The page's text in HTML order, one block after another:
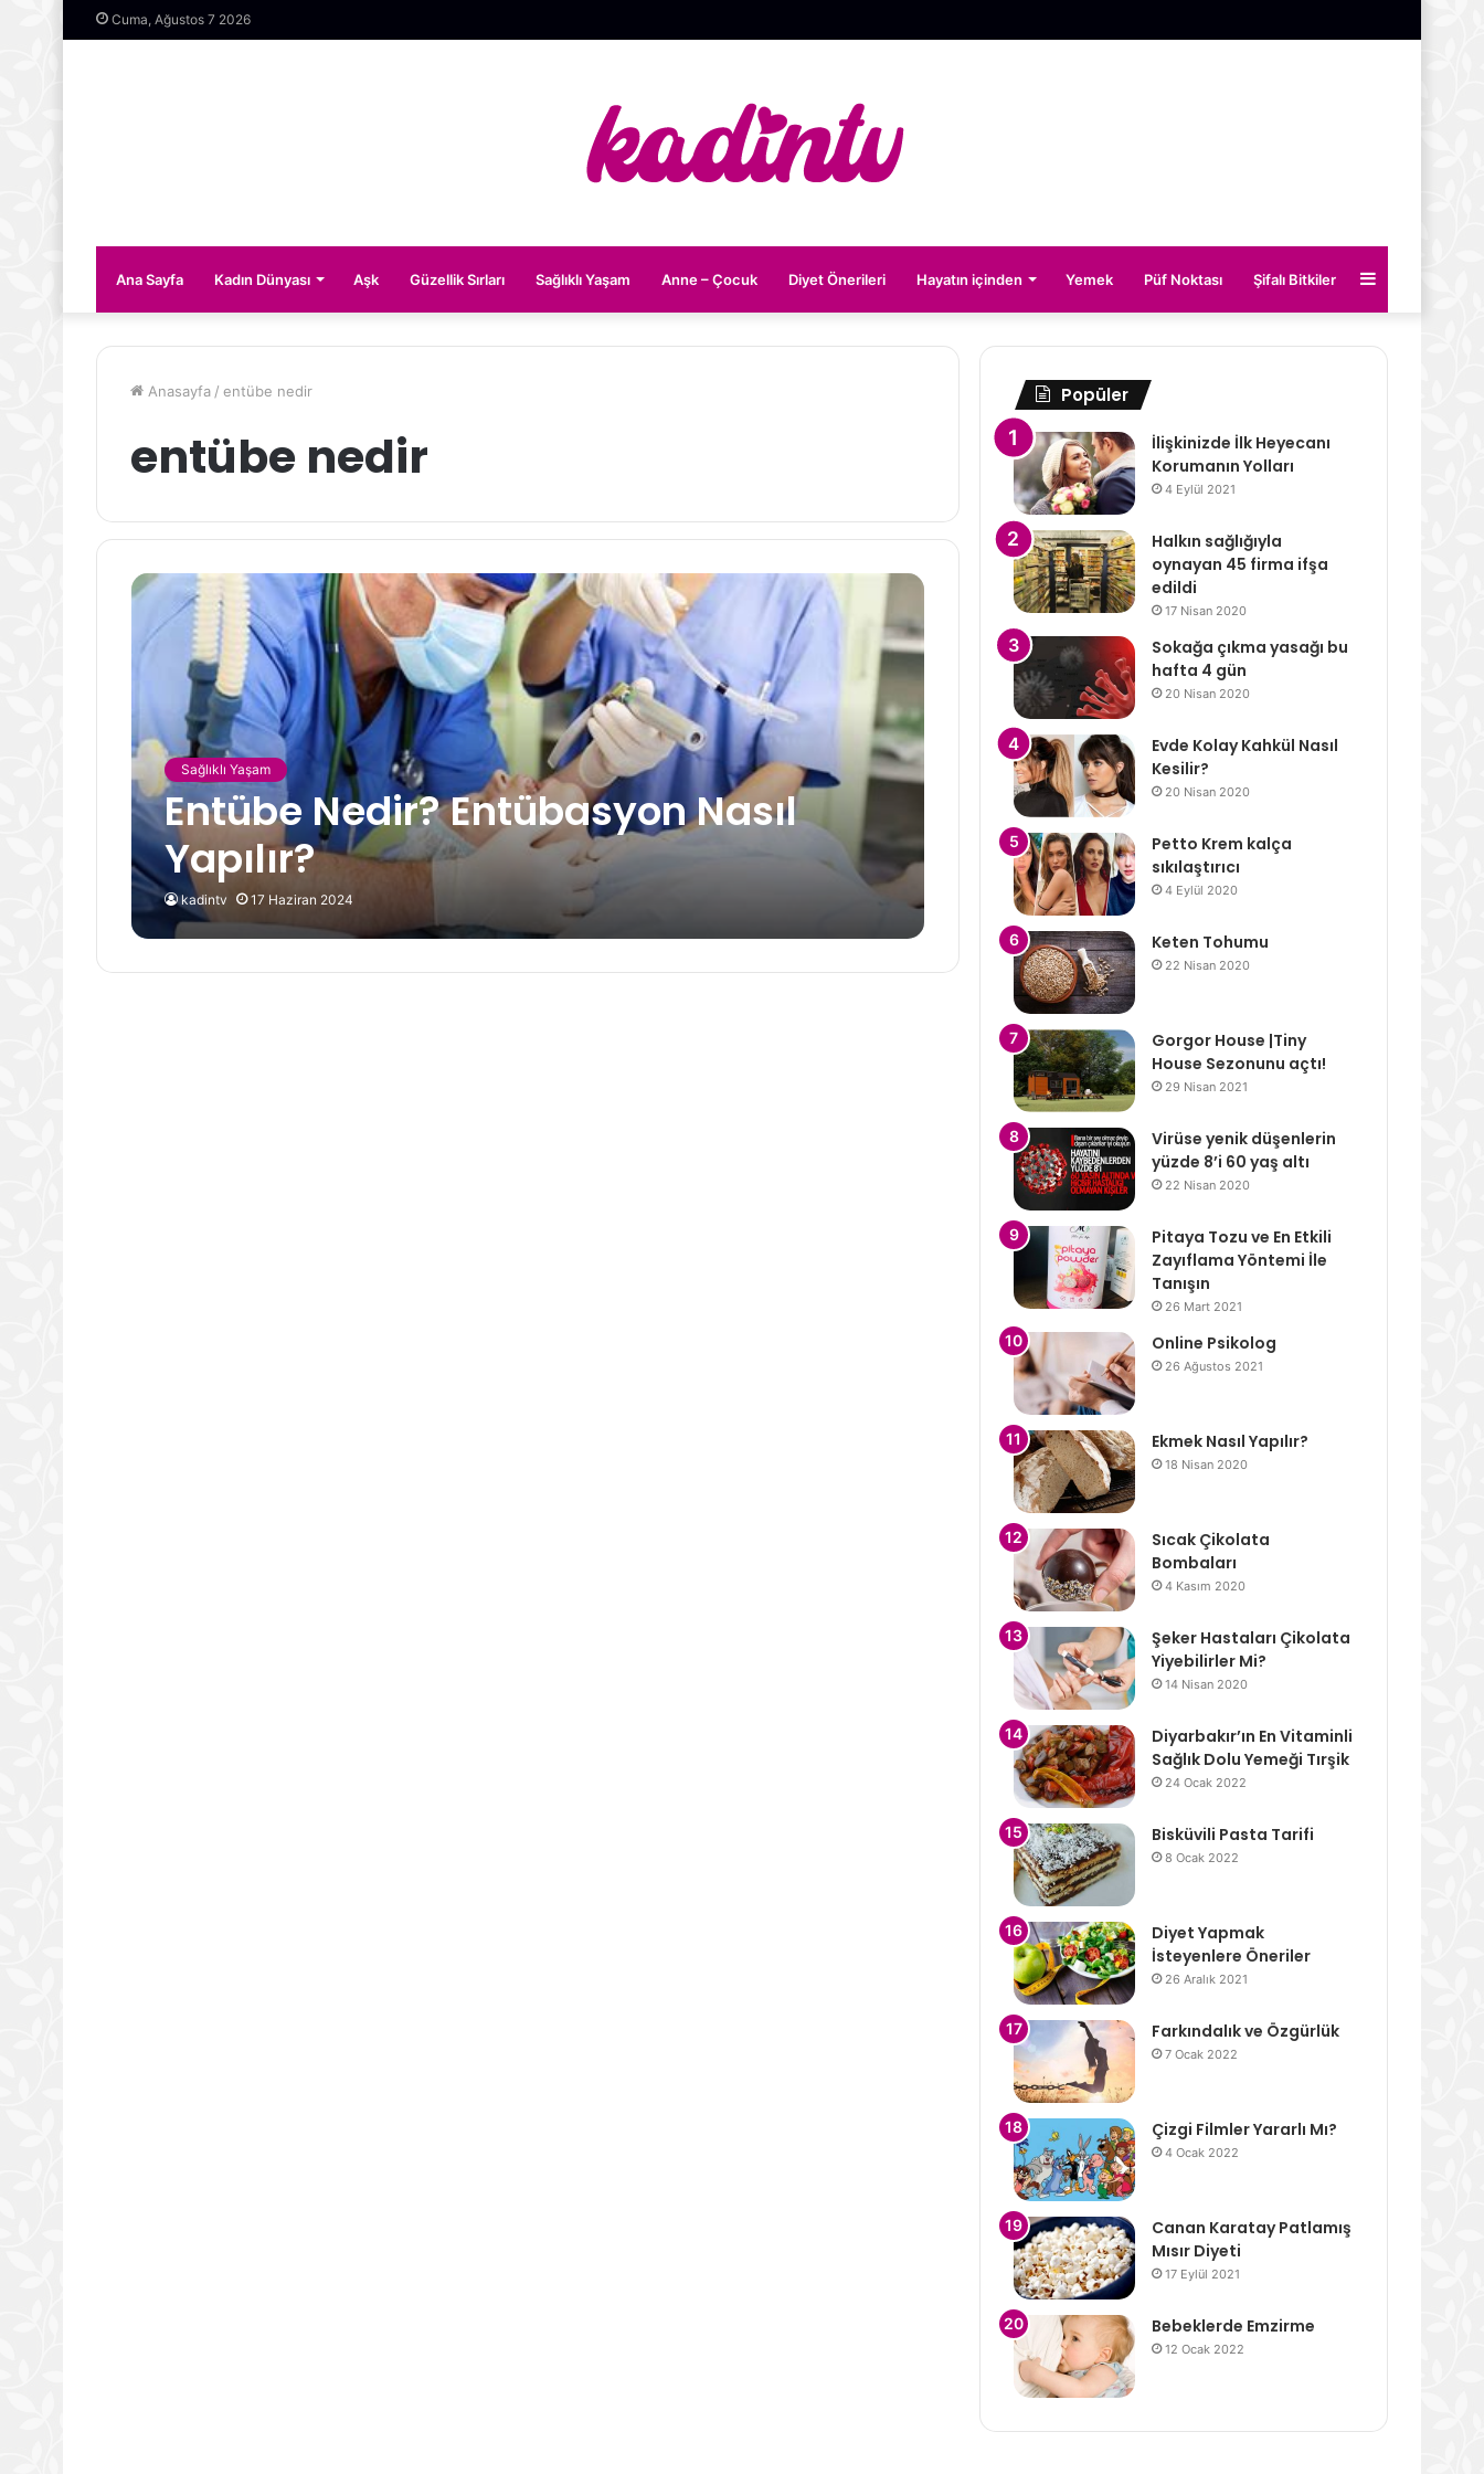
Cuma, Ağustos 7 2026
Ana Sayfa Kadın Dünyası Aşk Güzellik Sırları Sağlıklı Yaşam Anne – Çocuk Diyet Önerileri Hayatın içinden Yemek Püf Noktası Şifalı Bitkiler Kenar
Bölmesi
Anasayfa / entübe nedir
entübe nedir
Sağlıklı Yaşam
Entübe Nedir? Entübasyon Nasıl
Yapılır?
kadintv 17 Haziran 2024
Popüler
İlişkinizde İlk Heyecanı
Korumanın Yolları
4 Eylül 2021
Halkın sağlığıyla
oynayan 45 firma ifşa
edildi
17 Nisan 2020
Sokağa çıkma yasağı bu
hafta 4 gün
20 Nisan 2020
Evde Kolay Kahkül Nasıl
Kesilir?
20 Nisan 2020
Petto Krem kalça
sıkılaştırıcı
4 Eylül 2020
Keten Tohumu
22 Nisan 2020
Gorgor House |Tiny
House Sezonunu açtı!
29 Nisan 2021
Virüse yenik düşenlerin
yüzde 8’i 60 yaş altı
22 Nisan 2020
Pitaya Tozu ve En Etkili
Zayıflama Yöntemi İle
Tanışın
26 Mart 2021
Online Psikolog
26 Ağustos 2021
Ekmek Nasıl Yapılır?
18 Nisan 2020
Sıcak Çikolata
Bombaları
4 Kasım 2020
Şeker Hastaları Çikolata
Yiyebilirler Mi?
14 Nisan 2020
Diyarbakır’ın En Vitaminli
Sağlık Dolu Yemeği Tırşik
24 Ocak 2022
Bisküvili Pasta Tarifi
8 Ocak 2022
Diyet Yapmak
İsteyenlere Öneriler
26 Aralık 2021
Farkındalık ve Özgürlük
7 Ocak 2022
Çizgi Filmler Yararlı Mı?
4 Ocak 2022
Canan Karatay Patlamış
Mısır Diyeti
17 Eylül 2021
Bebeklerde Emzirme
12 Ocak 2022